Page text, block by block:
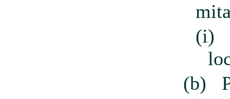
(i)
(b)